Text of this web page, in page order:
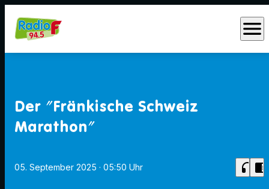
menu
Der "Fränkische Schweiz
Marathon"
05. September 2025 · 05:50 Uhr headphones chrome_reader_mode